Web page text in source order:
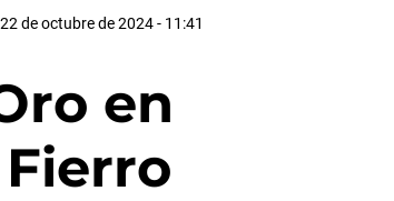
22 de octubre de 2024 - 11:41
en